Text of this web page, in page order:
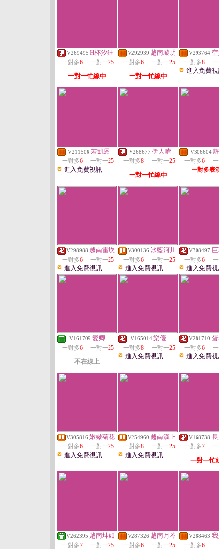
V269495 H杯汐鈺
一對多6 一對一25
一對一忙線中
V292939 越南璇玥
一對多6 一對一25
一對一忙線中
V293764
一對多8
進入免費
V211506 若凱恩
一對多6 一對一25
進入免費視訊
V268677 伊人唷
一對多8 一對一25
一對一忙線中
V306604
一對多6
一對多表
V298988 越南雷坎
一對多6 一對一25
進入免費視訊
V300136 冰藍河川
一對多6 一對一25
進入免費視訊
V308497
一對多6
進入免費
V161709 愛卿
一對多6 一對一25
不在線上
V165014 樂優
一對多8 一對一25
進入免費視訊
V281710
一對多6
進入免費
V305816 嫩嫩菊花
一對多6 一對一25
進入免費視訊
V254960 越南漢上
一對多8 一對一25
進入免費視訊
V168738
一對多7
一對一忙
V262395 越南坤如
一對多7 一對一25
V287326 越南月岑
一對多6 一對一25
V288463
一對多6